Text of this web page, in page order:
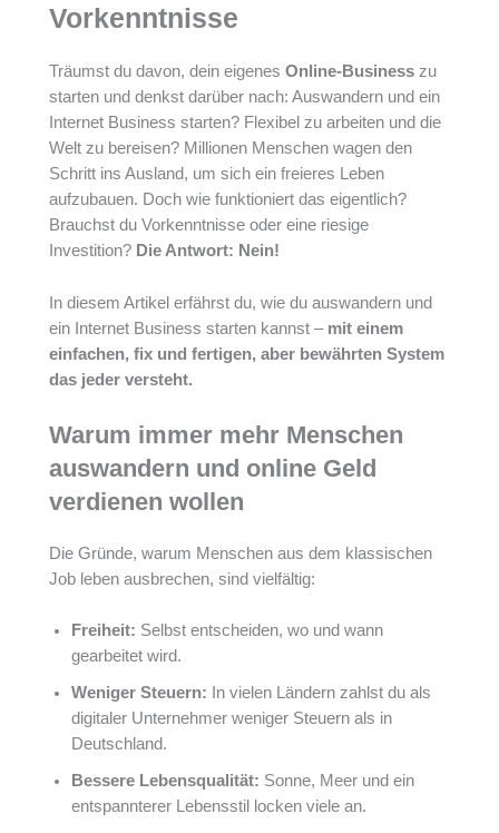
Vorkenntnisse
Träumst du davon, dein eigenes Online-Business zu
starten und denkst darüber nach: Auswandern und ein
Internet Business starten? Flexibel zu arbeiten und die
Welt zu bereisen? Millionen Menschen wagen den
Schritt ins Ausland, um sich ein freieres Leben
aufzubauen. Doch wie funktioniert das eigentlich?
Brauchst du Vorkenntnisse oder eine riesige
Investition? Die Antwort: Nein!
In diesem Artikel erfährst du, wie du auswandern und
ein Internet Business starten kannst – mit einem
einfachen, fix und fertigen, aber bewährten System
das jeder versteht.
Warum immer mehr Menschen
auswandern und online Geld
verdienen wollen
Die Gründe, warum Menschen aus dem klassischen
Job leben ausbrechen, sind vielfältig:
Freiheit: Selbst entscheiden, wo und wann
gearbeitet wird.
Weniger Steuern: In vielen Ländern zahlst du als
digitaler Unternehmer weniger Steuern als in
Deutschland.
Bessere Lebensqualität: Sonne, Meer und ein
entspannterer Lebensstil locken viele an.